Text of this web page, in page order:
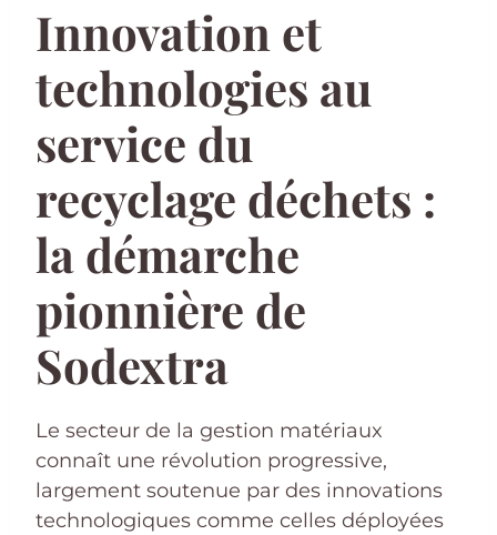
Innovation et
technologies au
service du
recyclage déchets :
la démarche
pionnière de
Sodextra
Le secteur de la gestion matériaux
connaît une révolution progressive,
largement soutenue par des innovations
technologiques comme celles déployées